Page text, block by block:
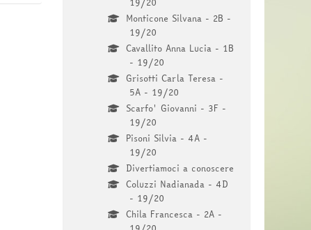
Monticone Silvana - 2B -
19/20
Cavallito Anna Lucia - 1B
- 19/20
Grisotti Carla Teresa -
5A - 19/20
Scarfo' Giovanni - 3F -
19/20
Pisoni Silvia - 4A -
19/20
Divertiamoci a conoscere
Coluzzi Nadianada - 4D
- 19/20
Chila Francesca - 2A -